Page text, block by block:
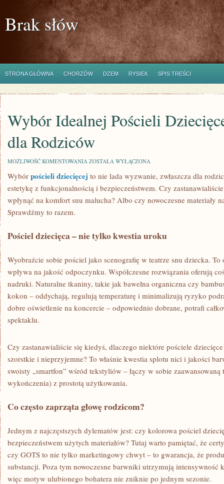
Brak słów
STRONA GŁÓWNA CHORZÓW DZEM RYSIEK SPIS TREŚCI
Wybór Idealnej Pościeli
dla Rodziców
MOŻLIWOŚĆ KOMENTOWANIA WYBÓR
POŚCIELI
PRZEWODNIK
DLA
ZOSTAŁA WYŁĄCZONA
Wybór pościeli dziecięcej to nie lada wyzwanie, zwłaszcza dla
estetykę z funkcjonalnością i bezpieczeństwem. Czy
wpłynąć na komfort snu malucha? Albo czy nowoczesne materiały
Sprawdźmy to razem.
Pościel dziecięca – nie tylko kwestia uroku
Wyobraźcie sobie pościel jako scenografię w teatrze snu dziecka.
wpływa na jakość odpoczynku. Współczesne rozwiązania oferują
nadruki. Naturalne tkaniny, takie jak bawełna organiczna czy
kokon – oddychają, regulują temperaturę i minimalizują ryzyko
dobre oświetlenie na koncercie – odpowiednio dobrane, potrafi
spektaklu.
Czy zastanawialiście się kiedyś, dlaczego niektóre pościele
szorstkie i nieprzyjemne? To właśnie kwestia splotu nici i jakości
swoisty „smartfon” wśród tekstyliów – łączy w sobie
wykończenia) z prostotą użytkowania.
Co często zaprząta głowę rodzicom?
Jednym z najczęstszych dylematów jest: czy kolorowa pościel
bezpieczeństwem użytych materiałów? Tutaj warto pamiętać, że
czy GOTS to nie tylko marketingowy chwyt – to gwarancja, że
substancji. Poza tym nowoczesne barwniki utrzymują intensywność
więc motyw ulubionego bohatera nie zniknie po jednym sezonie.